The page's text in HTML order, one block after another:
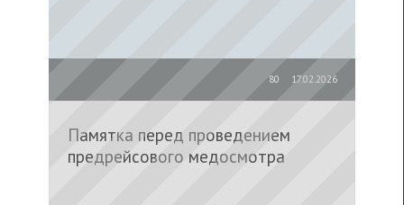
17.02.2026
80
Памятка перед проведением
предрейсового медосмотра